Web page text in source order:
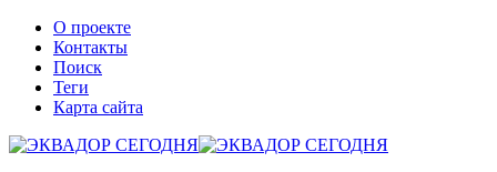
О проекте
Контакты
Поиск
Теги
Карта сайта